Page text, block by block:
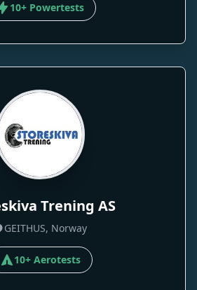
10+ Powertests
Trening AS
GEITHUS, Norway
10+ Aerotests